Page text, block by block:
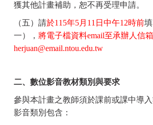
獲其他計畫補助，恕不再受理申請。
（五）請於115年5月 11 日中午12時前
一）， 將電子檔資料email至承辦人信箱
herjuan@email.ntou.edu.tw
二、數位影音教材類別與要求
參與本計畫之教師須於課前或課中導入
影音類別包含：